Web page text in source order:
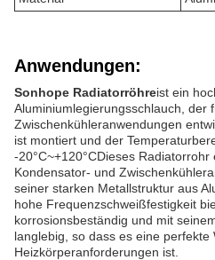
Anwendungen:
Sonhope Radiatorröhreist ein
Aluminiumlegierungsschlauch, der
Zwischenkühleranwendungen
ist montiert und der
-20°C~+120°CDieses
Kondensator- und
seiner starken Metallstruktur aus
hohe Frequenzschweißfestigkeit
korrosionsbeständig und mit
langlebig, so dass es eine perfekte
Heizkörperanforderungen ist.